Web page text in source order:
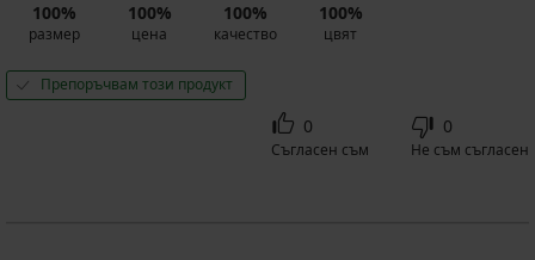
100%
размер
100%
цена
100%
качество
100%
цвят
Препоръчвам този продукт
0
Съгласен съм
0
Не съм съгласен